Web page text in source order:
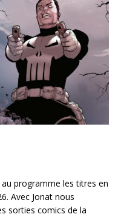
programme les titres en
Avec Jonat nous
sorties comics de la